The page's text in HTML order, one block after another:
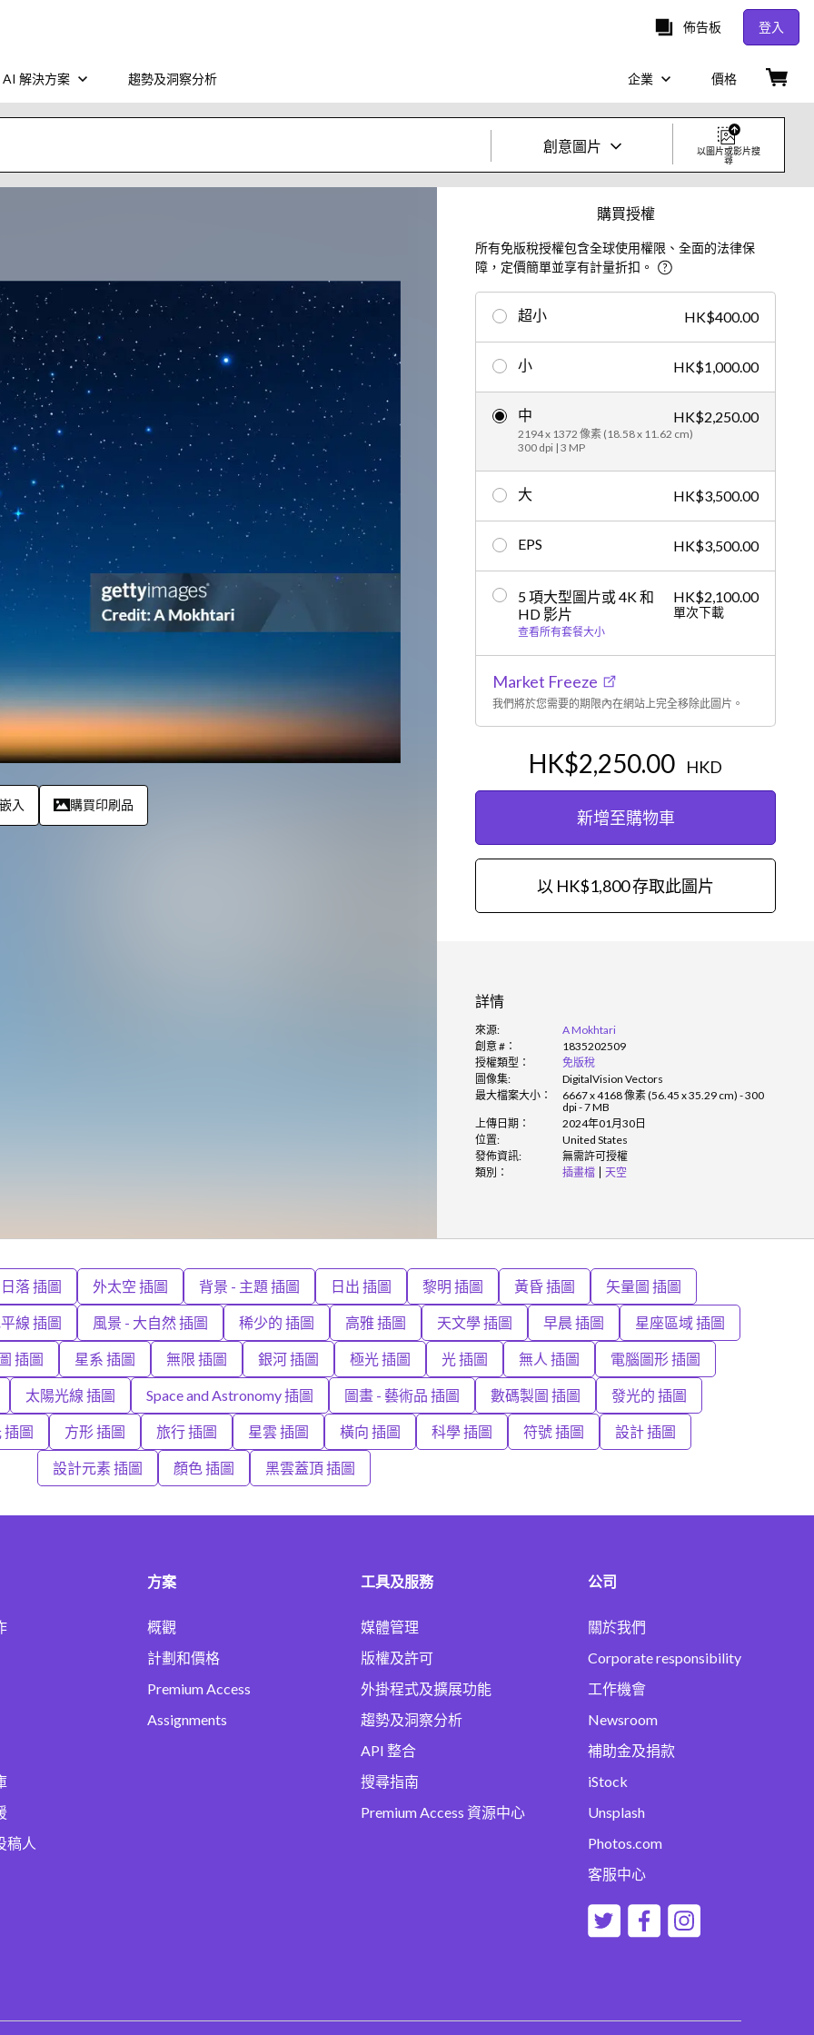
佈告板 登入
AI 解決方案 趨勢及洞察分析 企業 價格
創意圖片
創意照片及影片
圖片
編輯
影片
編輯
以圖片或影片搜
尋
嵌入 購買印刷品
購買授權
所有免版稅授權包含全球使用權限、全面的法律保
障，定價簡單並享有計量折扣。
超小 HK$400.00
小 HK$1,000.00
中
2194 x 1372 像素 (18.58 x 11.62 cm)
300 dpi | 3 MP
HK$2,250.00
大 HK$3,500.00
EPS HK$3,500.00
5 項大型圖片或 4K 和
HD 影片
查看所有套餐大小
HK$2,100.00
單次下載
Market Freeze
我們將於您需要的期限內在網站上完全移除此圖片。
HK$2,250.00 HKD
新增至購物車
以 HK$1,800 存取此圖片
詳情
來源:
A Mokhtari
創意 #：
1835202509
授權類型：
免版稅
圖像集:
DigitalVision Vectors
最大檔案大小：
6667 x 4168 像素 (56.45 x 35.29 cm) - 300
dpi - 7 MB
上傳日期：
2024年01月30日
位置:
United States
發佈資訊:
無需許可授權
類別：
插畫檔 天空
日落 插圖 外太空 插圖 背景 - 主題 插圖 日出 插圖 黎明 插圖 黃昏 插圖 矢量圖 插圖
線 插圖 風景 - 大自然 插圖 稀少的 插圖 高雅 插圖 天文學 插圖 早晨 插圖 星座區域 插圖
插圖 星系 插圖 無限 插圖 銀河 插圖 極光 插圖 光 插圖 無人 插圖 電腦圖形 插圖
太陽光線 插圖 Space and Astronomy 插圖 圖畫 - 藝術品 插圖 數碼製圖 插圖 發光的 插圖
插圖 方形 插圖 旅行 插圖 星雲 插圖 橫向 插圖 科學 插圖 符號 插圖 設計 插圖
設計元素 插圖 顏色 插圖 黑雲蓋頂 插圖
稿人
方案
概觀
計劃和價格
Premium Access
Assignments
工具及服務
媒體管理
版權及許可
外掛程式及擴展功能
趨勢及洞察分析
API 整合
搜尋指南
Premium Access 資源中心
公司
關於我們
Corporate responsibility
工作機會
Newsroom
補助金及捐款
iStock
Unsplash
Photos.com
客服中心